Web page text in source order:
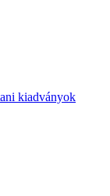
kiadványok